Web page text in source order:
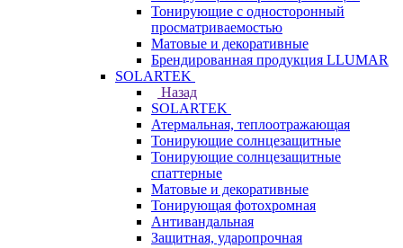
Тонирующие с односторонный
просматриваемостью
Матовые и декоративные
Брендированная продукция LLUMAR
SOLARTEK
Назад
SOLARTEK
Атермальная, теплоотражающая
Тонирующие солнцезащитные
Тонирующие солнцезащитные
спаттерные
Матовые и декоративные
Тонирующая фотохромная
Антивандальная
Защитная, ударопрочная